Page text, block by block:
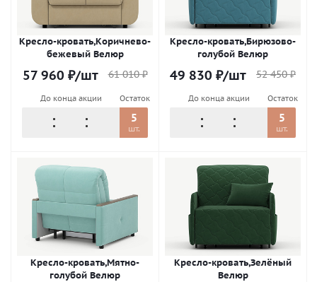
Кресло-кровать,Коричнево-
бежевый Велюр
57 960 ₽/шт 61 010₽
До конца акции Остаток
5
шт.
Кресло-кровать,Бирюзово-
голубой Велюр
49 830 ₽/шт 52 450₽
До конца акции Остаток
5
шт.
Кресло-кровать,Мятно-
голубой Велюр
Кресло-кровать,Зелёный
Велюр